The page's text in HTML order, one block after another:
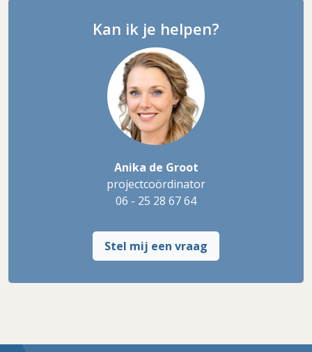
Kan ik je helpen?
Anika de Groot
projectcoördinator
06 - 25 28 67 64
Stel mij een vraag